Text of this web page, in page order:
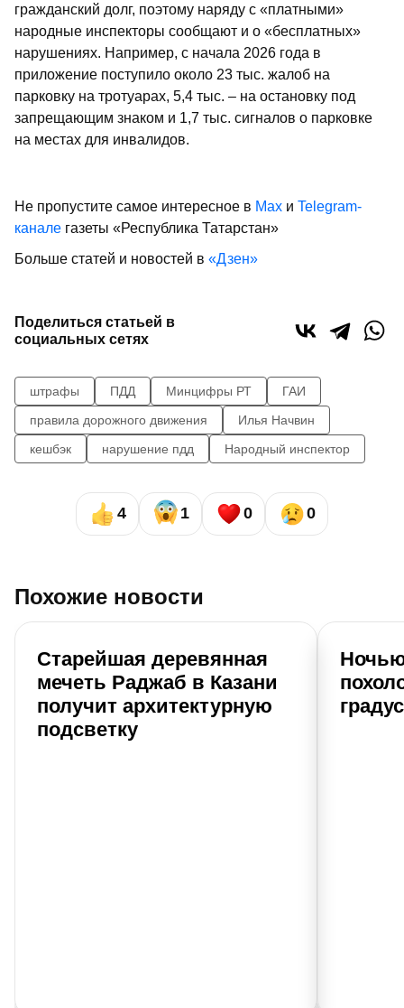
гражданский долг, поэтому наряду с «платными»
народные инспекторы сообщают и о «бесплатных»
нарушениях. Например, с начала 2026 года в
приложение поступило около 23 тыс. жалоб на
парковку на тротуарах, 5,4 тыс. – на остановку под
запрещающим знаком и 1,7 тыс. сигналов о парковке
на местах для инвалидов.
Не пропустите самое интересное в Max и Telegram-
канале газеты «Республика Татарстан»
Больше статей и новостей в «Дзен»
Поделиться статьей в
социальных сетях
штрафы ПДД Минцифры РТ
ГАИ
правила дорожного движения
Илья Начвин
кешбэк
нарушение пдд Народный инспектор
4 1 0 0
Похожие новости
Старейшая деревянная
мечеть Раджаб в Казани
получит архитектурную
подсветку